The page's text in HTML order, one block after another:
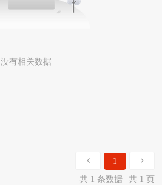
没有相关数据
1
共 1 条数据
共 1 页